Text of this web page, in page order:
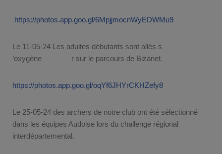
https://photos.app.goo.gl/6MpjjmocnWyEDWMu9
Le 11-05-24 Les adultes débutants sont allés s
’oxygène r sur le parcours de Bizanet.
https://photos.app.goo.gl/oqYf6JHYrCKHZefy8
Le 25-05-24 des archers de notre club ont été sélectionné
dans les équipes Audoise lors du challenge régional
interdépartemental.